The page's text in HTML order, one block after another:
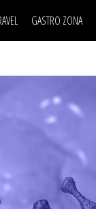
GASTRO ZONA